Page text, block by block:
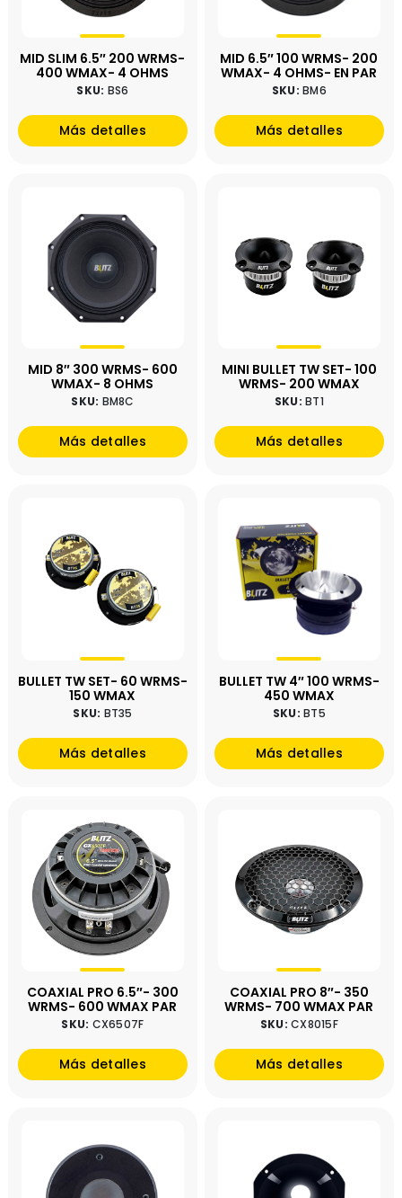
MID SLIM 6.5″ 200 WRMS-
400 WMAX- 4 OHMS
SKU: BS6
Más detalles
MID 6.5″ 100 WRMS- 200
WMAX- 4 OHMS- EN PAR
SKU:BM6
Más detalles
MID 8″ 300 WRMS- 600
WMAX- 8 OHMS
SKU: BM8C
Más detalles
MINI BULLET TW SET- 100
WRMS- 200 WMAX
SKU:BT1
Más detalles
BULLET TW SET- 60 WRMS-
150 WMAX
SKU: BT35
Más detalles
BULLET TW 4″ 100 WRMS-
450 WMAX
SKU:BT5
Más detalles
COAXIAL PRO 6.5″- 300
WRMS- 600 WMAX PAR
SKU: CX6507F
Más detalles
COAXIAL PRO 8″- 350
WRMS- 700 WMAX PAR
SKU:CX8015F
Más detalles